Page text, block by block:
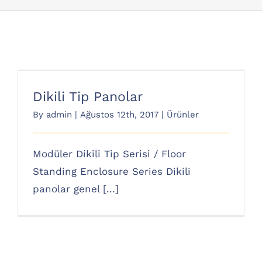
Dikili Tip Panolar
By admin Ağustos 12th, 2017 Ürünler
Modüler Dikili Tip Serisi / Floor
Standing Enclosure Series Dikili
panolar genel [...]